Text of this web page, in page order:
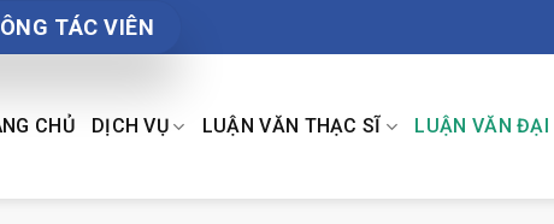
TÁC VIÊN
CHỦ DỊCH VỤ LUẬN VĂN THẠC SĨ LUẬN VĂN ĐẠI